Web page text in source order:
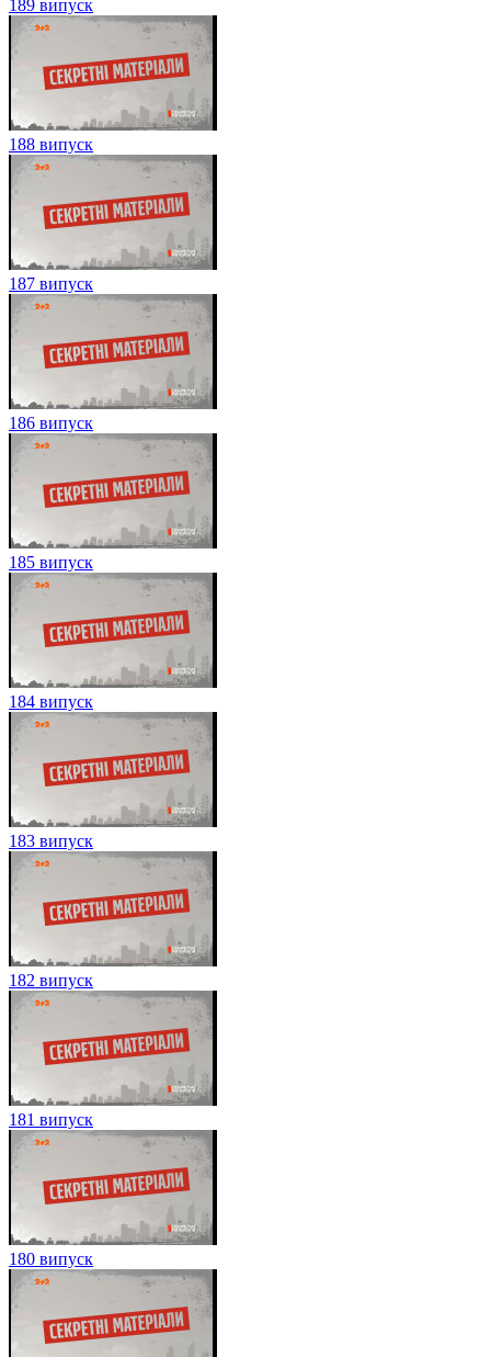
189 випуск
188 випуск
187 випуск
186 випуск
185 випуск
184 випуск
183 випуск
182 випуск
181 випуск
180 випуск